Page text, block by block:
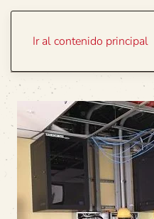
Ir al contenido principal